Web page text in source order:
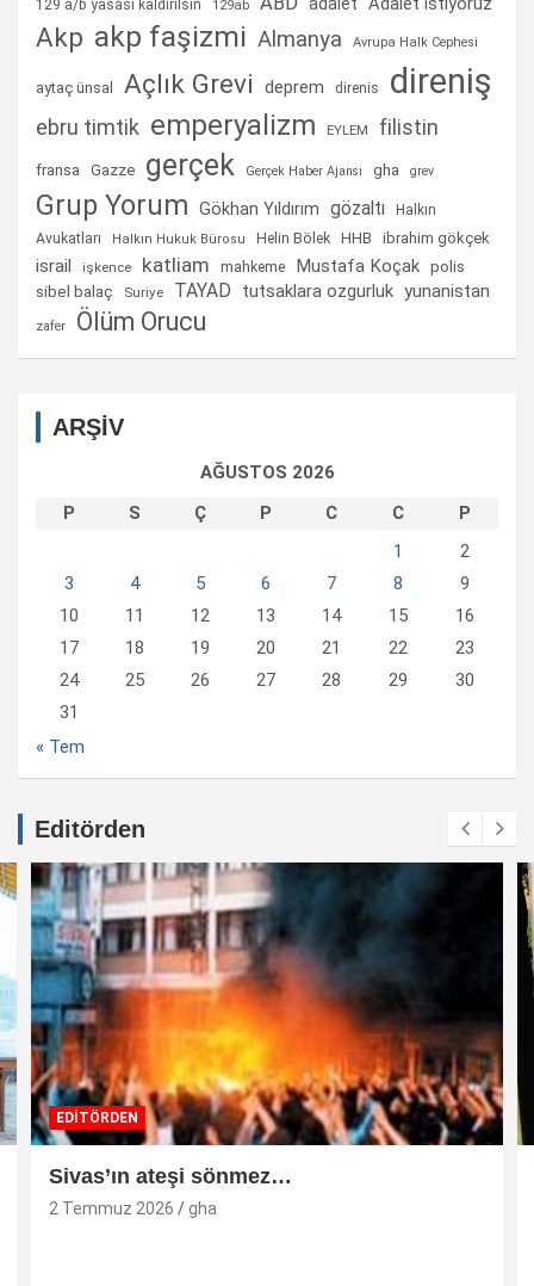
129 a/b yasası kaldırılsın 129ab
Akp akp faşizmi Almanya Avrupa Halk Cephesi
aytaç ünsal Açlık Grevi deprem direnis direniş
ebru timtik emperyalizm EYLEM filistin
fransa Gazze gerçek Gerçek Haber Ajansı gha grev
Grup Yorum Gökhan Yıldırım gözaltı
Halkın
Avukatları
Halkın Hukuk Bürosu Helin Bölek HHB ibrahim gökçek
israil işkence katliam mahkeme Mustafa Koçak polis
sibel balaç Suriye TAYAD tutsaklara ozgurluk yunanistan
zafer Ölüm Orucu
ARŞİV
AĞUSTOS 2026
P
S Ç P C C
P
1
2
3
4 5 6 7 8
9
10
11 12 13 14 15
16
17
18 19 20 21 22
23
24
25 26 27 28 29
30
31
« Tem
Editörden
EDİTÖRDEN
Sivas’ın ateşi sönmez…
2 Temmuz 2026 gha